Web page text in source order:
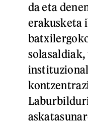
da eta
erakusketa